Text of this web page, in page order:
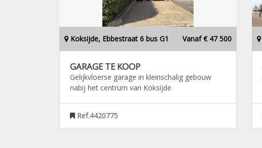
Koksijde, Ebbestraat 6 bus G1 Vanaf € 47 500
GARAGE TE KOOP
Gelijkvloerse garage in kleinschalig gebouw
nabij het centrum van Koksijde
Ref.4420775